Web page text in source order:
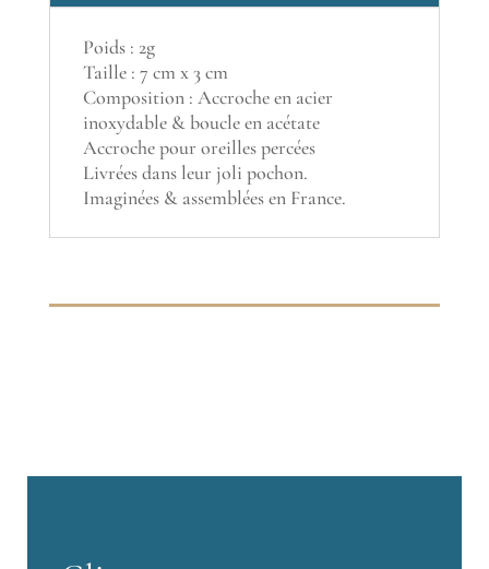
Poids : 2g
Taille : 7 cm x 3 cm
Composition : Accroche en acier
inoxydable & boucle en acétate
Accroche pour oreilles percées
Livrées dans leur joli pochon.
Imaginées & assemblées en France.